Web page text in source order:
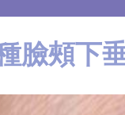
臉頰下